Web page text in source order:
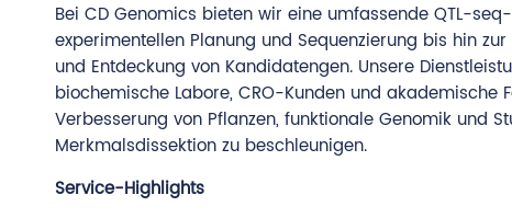
Bei CD Genomics bieten wir eine umfassende QTL-
experimentellen Planung und Sequenzierung bis hin
und Entdeckung von Kandidatengen. Unsere
biochemische Labore, CRO-Kunden und akademische
Verbesserung von Pflanzen, funktionale Genomik und
Merkmalsdissektion zu beschleunigen.
Service-Highlights